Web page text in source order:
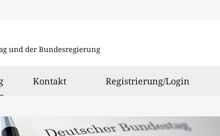
und der Bundesregierung
ausgewählt
Kontakt Registrierung/Login